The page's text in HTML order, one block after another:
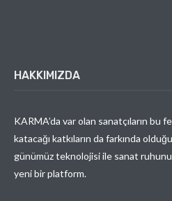
HAKKIMIZDA
KARMA’da var olan sanatçıların bu
katacağı katkıların da farkında
günümüz teknolojisi ile sanat
yeni bir platform.